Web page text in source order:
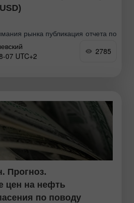
рынка публикация отчета по
США, который может
тенденцию. На этой волне
07 UTC+2
2785
Прогноз.
цен на нефть
по поводу